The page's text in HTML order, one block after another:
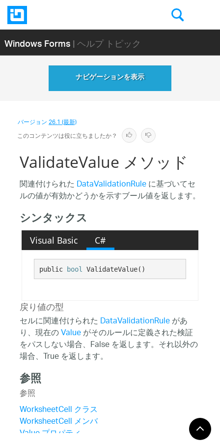
Windows Forms| ヘルプ トピック
ナビゲーションを表示
バージョン26.1 (最新)
このコンテンツは役に立ちましたか？
ValidateValue メソッド
関連付けられたDataValidationRuleに基づいてセ
ルの値が有効かどうかを示すブール値を返します。
シンタックス
Visual Basic C#
public bool ValidateValue()
戻り値の型
セルに関連付けられたDataValidationRuleがあ
り、現在のValueがそのルールに定義された検証
をパスしない場合、False を返します。それ以外の
場合、True を返します。
参照
参照
WorksheetCell クラス
WorksheetCell メンバ
Value プロパティ